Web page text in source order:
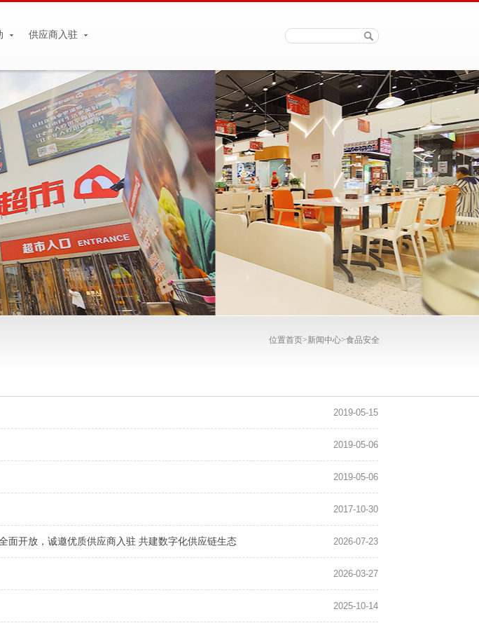
供应商入驻
位置首页>新闻中心>食品安全
2019-05-15
2019-05-06
2019-05-06
2017-10-30
2026-07-23
面开放，诚邀优质供应商入驻 共建数字化供应链生态
2026-03-27
2025-10-14